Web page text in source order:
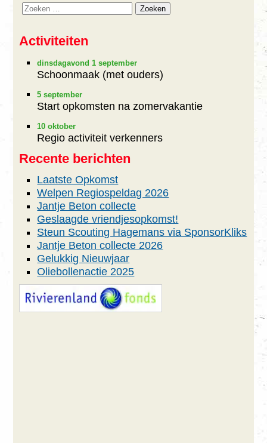
Lid Worden
Activiteiten
dinsdagavond 1 september
Schoonmaak (met ouders)
5 september
Start opkomsten na zomervakantie
10 oktober
Regio activiteit verkenners
Recente berichten
Laatste Opkomst
Welpen Regiospeldag 2026
Jantje Beton collecte
Geslaagde vriendjesopkomst!
Steun Scouting Hagemans via SponsorKliks
Jantje Beton collecte 2026
Gelukkig Nieuwjaar
Oliebollenactie 2025